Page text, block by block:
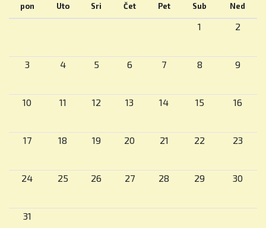
sastanak s našim timom za upise.
WEB: www.britishschool.hr
E-mail:info@britishschool.hr
#osnovnaskola #znanostzadjecu
Pročitaj više
pon Uto Sri Čet Pet Sub Ned
1 2
3 4 5 6 7 8 9
10 11 12 13 14 15 16
17 18 19 20 21 22 23
24 25 26 27 28 29 30
31